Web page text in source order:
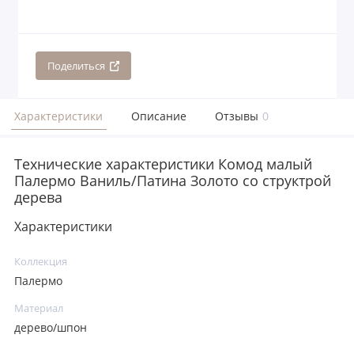
Поделиться
Характеристики Описание Отзывы 0
Технические характеристики Комод малый
Палермо Ваниль/Патина Золото со структрой
дерева
Характеристики
Коллекция
Палермо
Материал
дерево/шпон